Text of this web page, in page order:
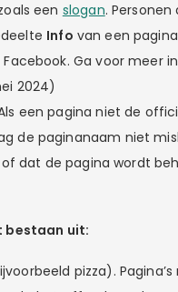
een slogan.
Info van een
Facebook. Ga voor
2024)
een pagina niet de
de paginanaam niet
dat de pagina wordt
bestaan uit:
pizza).